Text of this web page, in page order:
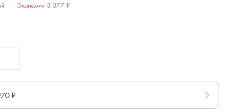
Экономия 3 377 ₽
₽